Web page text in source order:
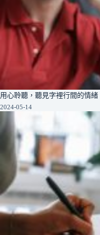
用心聆聽，聽見字裡行間的情緒
2024-05-14